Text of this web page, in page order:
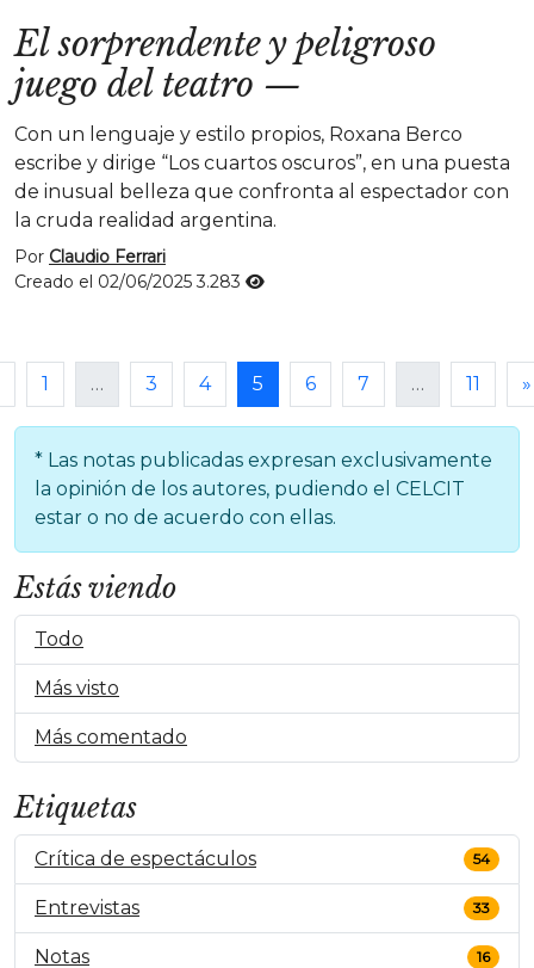
El sorprendente y peligroso
juego del teatro —
Con un lenguaje y estilo propios, Roxana Berco
escribe y dirige “Los cuartos oscuros”, en una puesta
de inusual belleza que confronta al espectador con
la cruda realidad argentina.
Por Claudio Ferrari
Creado el 02/06/20253.283
1 … 3 4 5 6 7 … 11 »
* Las notas publicadas expresan exclusivamente
la opinión de los autores, pudiendo el CELCIT
estar o no de acuerdo con ellas.
Estás viendo
Todo
Más visto
Más comentado
Etiquetas
Crítica de espectáculos 54
Entrevistas 33
Notas 16